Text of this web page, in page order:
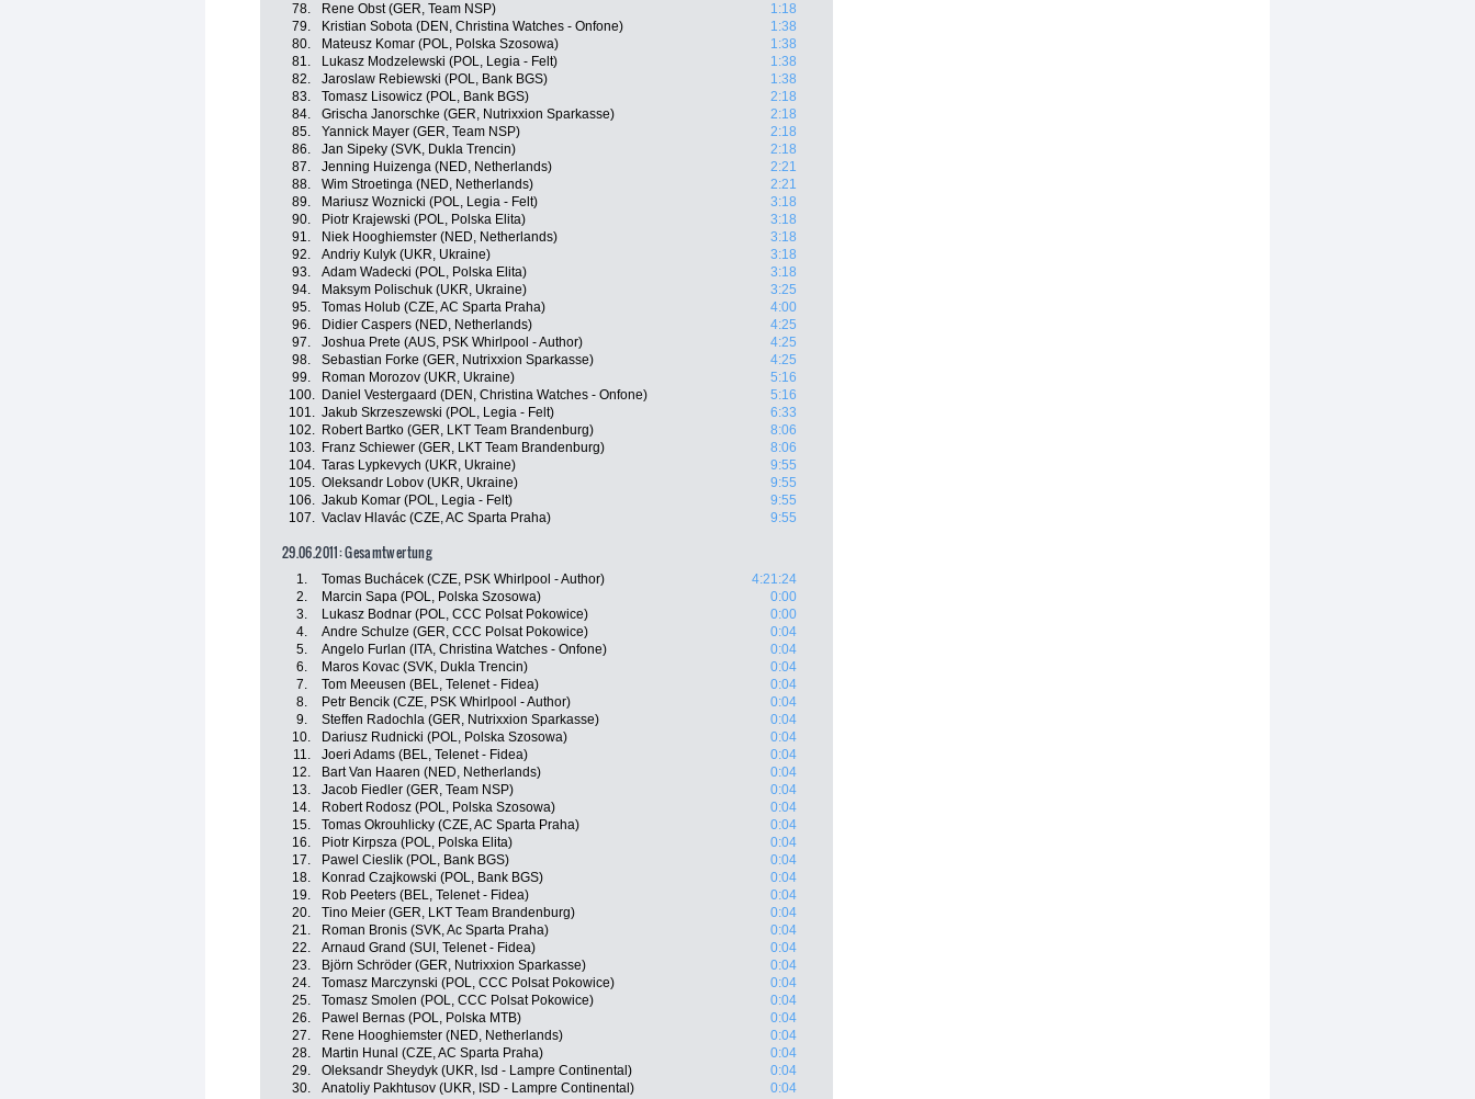
78.
Rene Obst (GER, Team NSP)
1:18
79.
Kristian Sobota (DEN, Christina Watches - Onfone)
1:38
80.
Mateusz Komar (POL, Polska Szosowa)
1:38
81.
Lukasz Modzelewski (POL, Legia - Felt)
1:38
82.
Jaroslaw Rebiewski (POL, Bank BGS)
1:38
83.
Tomasz Lisowicz (POL, Bank BGS)
2:18
84.
Grischa Janorschke (GER, Nutrixxion Sparkasse)
2:18
85.
Yannick Mayer (GER, Team NSP)
2:18
86.
Jan Sipeky (SVK, Dukla Trencin)
2:18
87.
Jenning Huizenga (NED, Netherlands)
2:21
88.
Wim Stroetinga (NED, Netherlands)
2:21
89.
Mariusz Woznicki (POL, Legia - Felt)
3:18
90.
Piotr Krajewski (POL, Polska Elita)
3:18
91.
Niek Hooghiemster (NED, Netherlands)
3:18
92.
Andriy Kulyk (UKR, Ukraine)
3:18
93.
Adam Wadecki (POL, Polska Elita)
3:18
94.
Maksym Polischuk (UKR, Ukraine)
3:25
95.
Tomas Holub (CZE, AC Sparta Praha)
4:00
96.
Didier Caspers (NED, Netherlands)
4:25
97.
Joshua Prete (AUS, PSK Whirlpool - Author)
4:25
98.
Sebastian Forke (GER, Nutrixxion Sparkasse)
4:25
99.
Roman Morozov (UKR, Ukraine)
5:16
100.
Daniel Vestergaard (DEN, Christina Watches - Onfone)
5:16
101. Jakub Skrzeszewski (POL, Legia - Felt)
6:33
102.
Robert Bartko (GER, LKT Team Brandenburg)
8:06
103.
Franz Schiewer (GER, LKT Team Brandenburg)
8:06
104. Taras Lypkevych (UKR, Ukraine)
9:55
105. Oleksandr Lobov (UKR, Ukraine)
9:55
106. Jakub Komar (POL, Legia - Felt)
9:55
107. Vaclav Hlavác (CZE, AC Sparta Praha) 9:55
29.06.2011: Gesamtwertung
1. Tomas Buchácek (CZE, PSK Whirlpool - Author)
4:21:24
2.
Marcin Sapa (POL, Polska Szosowa)
0:00
3.
Lukasz Bodnar (POL, CCC Polsat Pokowice)
0:00
4.
Andre Schulze (GER, CCC Polsat Pokowice)
0:04
5.
Angelo Furlan (ITA, Christina Watches - Onfone)
0:04
6.
Maros Kovac (SVK, Dukla Trencin)
0:04
7.
Tom Meeusen (BEL, Telenet - Fidea)
0:04
8.
Petr Bencik (CZE, PSK Whirlpool - Author)
0:04
9.
Steffen Radochla (GER, Nutrixxion Sparkasse)
0:04
10.
Dariusz Rudnicki (POL, Polska Szosowa)
0:04
11.
Joeri Adams (BEL, Telenet - Fidea)
0:04
12.
Bart Van Haaren (NED, Netherlands)
0:04
13.
Jacob Fiedler (GER, Team NSP)
0:04
14.
Robert Rodosz (POL, Polska Szosowa)
0:04
15.
Tomas Okrouhlicky (CZE, AC Sparta Praha)
0:04
16.
Piotr Kirpsza (POL, Polska Elita)
0:04
17.
Pawel Cieslik (POL, Bank BGS)
0:04
18.
Konrad Czajkowski (POL, Bank BGS)
0:04
19.
Rob Peeters (BEL, Telenet - Fidea)
0:04
20.
Tino Meier (GER, LKT Team Brandenburg)
0:04
21.
Roman Bronis (SVK, Ac Sparta Praha)
0:04
22.
Arnaud Grand (SUI, Telenet - Fidea)
0:04
23.
Björn Schröder (GER, Nutrixxion Sparkasse)
0:04
24.
Tomasz Marczynski (POL, CCC Polsat Pokowice)
0:04
25.
Tomasz Smolen (POL, CCC Polsat Pokowice)
0:04
26.
Pawel Bernas (POL, Polska MTB)
0:04
27.
Rene Hooghiemster (NED, Netherlands)
0:04
28.
Martin Hunal (CZE, AC Sparta Praha)
0:04
29.
Oleksandr Sheydyk (UKR, Isd - Lampre Continental)
0:04
30.
Anatoliy Pakhtusov (UKR, ISD - Lampre Continental)
0:04